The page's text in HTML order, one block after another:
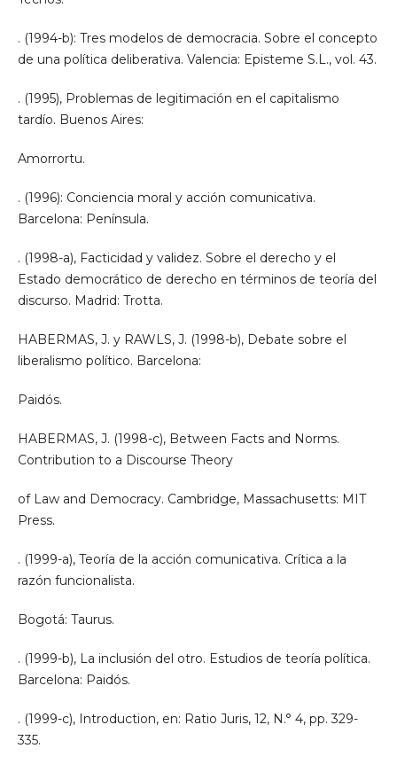
. (1994-b): Tres modelos de democracia. Sobre el concepto
de una política deliberativa. Valencia: Episteme S.L., vol. 43.
. (1995), Problemas de legitimación en el capitalismo
tardío. Buenos Aires:
Amorrortu.
. (1996): Conciencia moral y acción comunicativa.
Barcelona: Península.
. (1998-a), Facticidad y validez. Sobre el derecho y el
Estado democrático de derecho en términos de teoría del
discurso. Madrid: Trotta.
HABERMAS, J. y RAWLS, J. (1998-b), Debate sobre el
liberalismo político. Barcelona:
Paidós.
HABERMAS, J. (1998-c), Between Facts and Norms.
Contribution to a Discourse Theory
of Law and Democracy. Cambridge, Massachusetts: MIT
Press.
. (1999-a), Teoría de la acción comunicativa. Crítica a la
razón funcionalista.
Bogotá: Taurus.
. (1999-b), La inclusión del otro. Estudios de teoría política.
Barcelona: Paidós.
. (1999-c), Introduction, en: Ratio Juris, 12, N.° 4, pp. 329-
335.